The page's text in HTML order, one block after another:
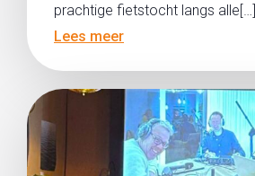
prachtige fietstocht langs alle[…]
Lees meer